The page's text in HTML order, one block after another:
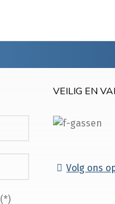
(*)
VEILIG EN
Volg ons